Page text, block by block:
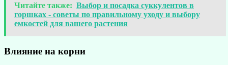
Читайте также: Выбор и посадка суккулентов в
горшках - советы по правильному уходу и выбору
емкостей для вашего растения
Влияние на корни